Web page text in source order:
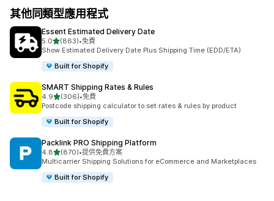
其他同類型應用程式
Essent Estimated Delivery Date
5.0滿分 5 顆星
(863)
共有 863 則評價
•免費
Show Estimated Delivery Date Plus Shipping Time (EDD/ETA)
Built for Shopify
SMART Shipping Rates & Rules
4.9滿分 5 顆星
(306)
共有 306 則評價
•免費
Postcode shipping calculator to set rates & rules by product
Built for Shopify
Packlink PRO Shipping Platform
4.8滿分 5 顆星
(870)
共有 870 則評價
•提供免費方案
Multicarrier Shipping Solutions for eCommerce and Marketplaces
Built for Shopify